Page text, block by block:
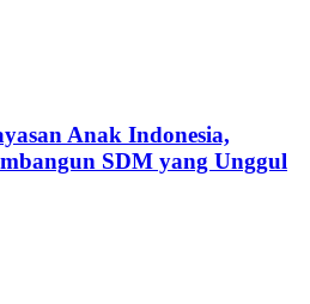
Anak Indonesia,
SDM yang Unggul